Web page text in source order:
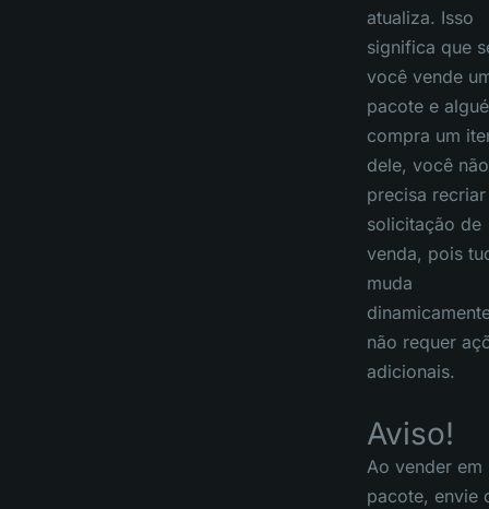
atualiza. Isso
significa que
você vende
pacote e
compra um
dele, você não
precisa
solicitação de
venda, pois
muda
não requer
adicionais.
Aviso!
Ao vender em
pacote, envie